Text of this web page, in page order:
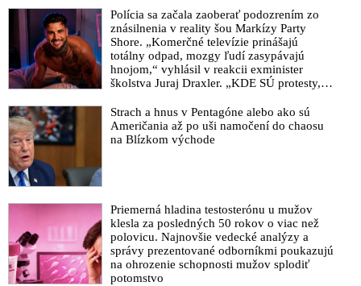
informoval, že polícia rieši 48 prípadov týkajúcich sa
schvaľovania pokusu zavraždiť predsedu vlády, nenávistných
prejavov a vyhrážania sa politikom. Cintulova doterajšia
advokátka to vzdala a atentátnika viac nezastupuje
VIDEO: Sorosova nadácia udelila Novinárske ceny za rok
Progresívneho Slovenska - Martin Šimečka, ktorý pred
atentátom na Roberta Fica vyhlásil, že premiéra k moci dostala
nevzdelaná lúza a ešte k tomu verejne hanobil slovenský národ
VIDEO: Telesných strážcov postreleného premiéra Roberta
Fica postavili mimo službu. Spoločnosť Meta oznámila
zmazanie účtu atentátnika Cintulu na Facebooku v noci po
incidente. Tajná služba má dostatok dôkazov o tom, ako to celé
v skutočnosti bolo. SIS však uviedla, že všetky informácie sú
nateraz utajovanými skutočnosťami
VIDEO: „Chráňte premiéra v tejto dobe všetkými možnými
Polícia sa začala zaoberať podozrením zo
znásilnenia v reality šou Markízy Party
Shore. „Komerčné televízie prinášajú
totálny odpad, mozgy ľudí zasypávajú
hnojom,“ vyhlásil v reakcii exminister
školstva Juraj Draxler. „KDE SÚ protesty,
pracovníkov?“ spýtal sa
Strach a hnus v Pentagóne alebo ako sú
Američania až po uši namočení do chaosu
na Blízkom východe
Priemerná hladina testosterónu u mužov
klesla za posledných 50 rokov o viac než
polovicu. Najnovšie vedecké analýzy a
správy prezentované odborníkmi poukazujú
na ohrozenie schopnosti mužov splodiť
potomstvo